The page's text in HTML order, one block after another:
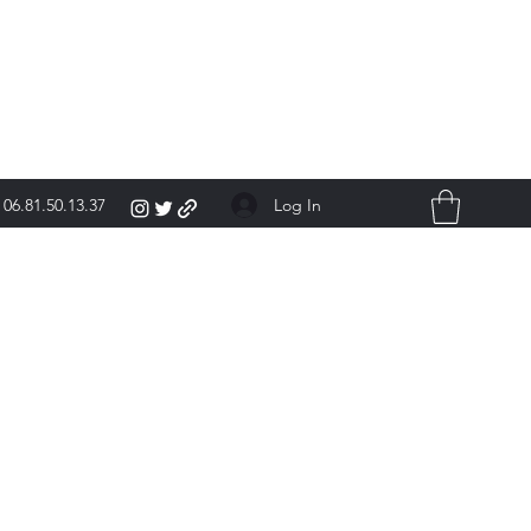
06.81.50.13.37 Log In